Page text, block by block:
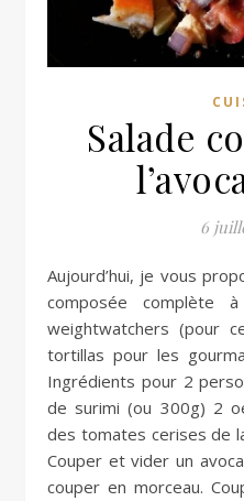
Salade
6
Aujourd’hui, je vous propose une recette de salade
composée complète
weightwatchers (pour
tortillas pour les
Ingrédients pour 2
de surimi (ou 300g) 2
des tomates cerises de
Couper et vider un
couper en morceau.